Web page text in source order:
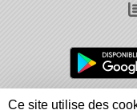
Charte
Ce site utilise des